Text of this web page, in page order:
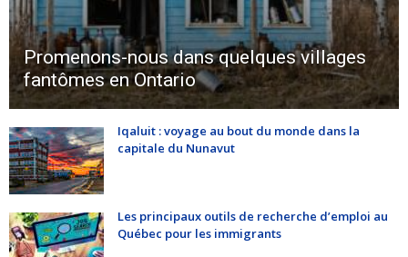
Promenons-nous dans quelques villages
fantômes en Ontario
Iqaluit : voyage au bout du monde dans la
capitale du Nunavut
Les principaux outils de recherche d’emploi au
Québec pour les immigrants